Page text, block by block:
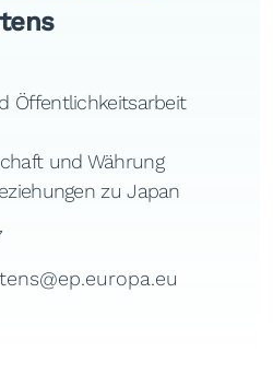
Öffentlichkeitsarbeit
und Währung
zu Japan